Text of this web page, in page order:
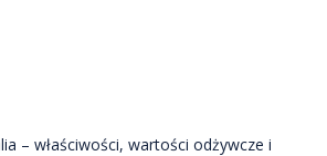
– właściwości, wartości odżywcze i